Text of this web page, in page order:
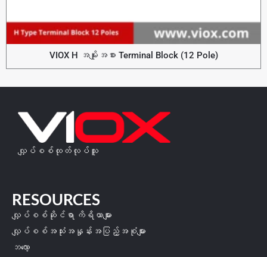
VIOX H အမျိုးအစား Terminal Block (12 Pole)
လျှပ်စစ်ထုတ်လုပ်သူ
RESOURCES
လျှပ်စစ်ဆိုင်ရာ ကိရိယာများ
လျှပ်စစ်အသုံးအနှုန်းအပြည့်အစုံများ
ဘလော့